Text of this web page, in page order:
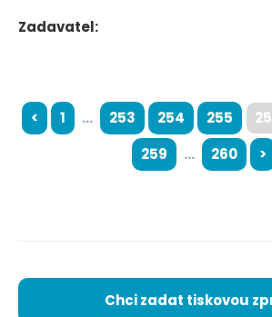
Zadavatel:
< 1 ... 253 254 255
259
... 260 >
Chci zadat tiskovou